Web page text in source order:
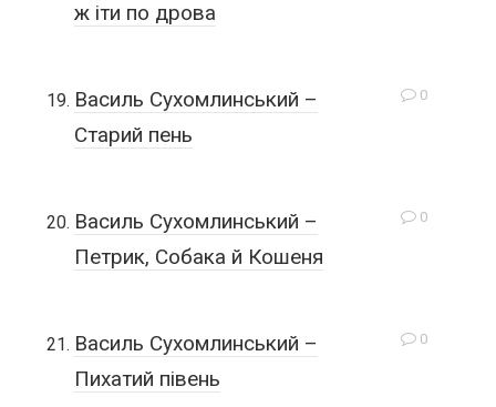
ж іти по дрова
0
Василь Сухомлинський –
Старий пень
0
Василь Сухомлинський –
Петрик, Собака й Кошеня
0
Василь Сухомлинський –
Пихатий півень